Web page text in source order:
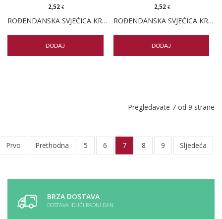
ROĐENDANSKA SVJEĆICA KRUNA BROJ 1 PLAVA
2,52€
DODAJ
ROĐENDANSKA SVJEĆICA KRUNA BROJ 2 PLAVA
2,52 €
DODAJ
Pregledavate 7 od 9 strane
Prvo Prethodna 5 6 7 8 9 Sljedeća
BRZA DOSTAVA
DOSTAVA IDUĆI RADNI DAN